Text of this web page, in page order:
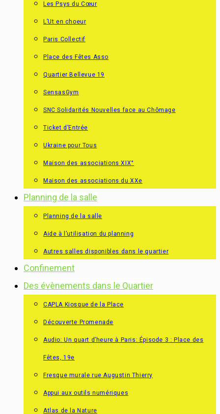
Les Psys du Cœur
L’Ut en choeur
Paris Collectif
Place des Fêtes Asso
Quartier Bellevue 19
SensasGym
SNC Solidarités Nouvelles face au Chômage
Ticket d’Entrée
Ukraine pour Tous
Maison des associations XIX°
Maison des associations du XXe
Planning de la salle
Planning de la salle
Aide à l’utilisation du planning
Autres salles disponibles dans le quartier
Confinement
Des évènements dans le Quartier
CAPLA Kiosque de la Place
Découverte Promenade
Audio: Un quart d’heure à Paris: Épisode 3 : Place des
Fêtes, 19e
Fresque murale rue Augustin Thierry
Appui aux outils numériques
Atlas de la Nature